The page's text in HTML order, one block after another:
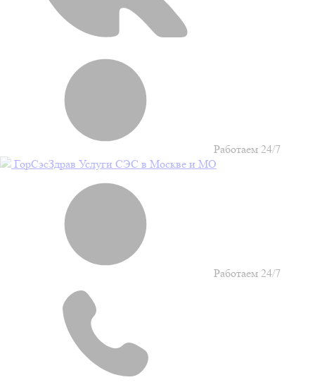
Работаем 24/7
ГорСэсЗдрав Услуги СЭС в Москве и МО
Работаем 24/7